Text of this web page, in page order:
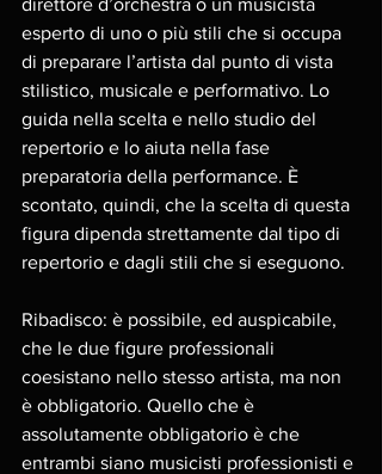
direttore d’orchestra o un musicista
esperto di uno o più stili che si occupa
di preparare l’artista dal punto di vista
stilistico, musicale e performativo. Lo
guida nella scelta e nello studio del
repertorio e lo aiuta nella fase
preparatoria della performance. È
scontato, quindi, che la scelta di questa
figura dipenda strettamente dal tipo di
repertorio e dagli stili che si eseguono.
Ribadisco: è possibile, ed auspicabile,
che le due figure professionali
coesistano nello stesso artista, ma non
è obbligatorio. Quello che è
assolutamente obbligatorio è che
entrambi siano musicisti professionisti e